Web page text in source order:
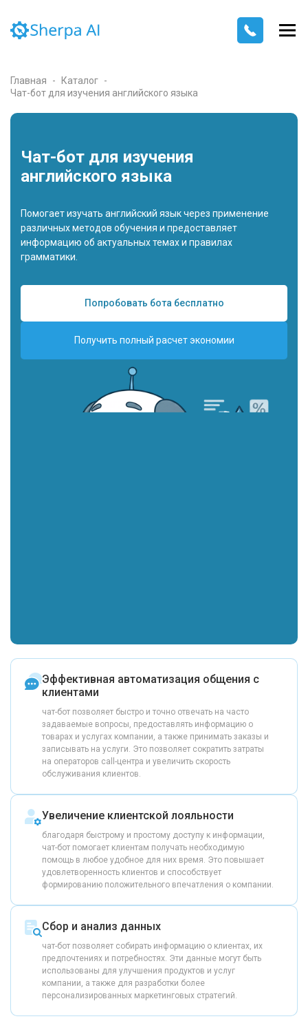
Главная
Каталог
Чат-бот для изучения английского языка
Чат-бот для изучения
английского языка
Помогает изучать английский язык через применение
различных методов обучения и предоставляет
информацию об актуальных темах и правилах
грамматики.
Попробовать бота бесплатно
Получить полный расчет экономии
Эффективная автоматизация общения с
клиентами
чат-бот позволяет быстро и точно отвечать на часто
задаваемые вопросы, предоставлять информацию о
товарах и услугах компании, а также принимать заказы и
записывать на услуги. Это позволяет сократить затраты
на операторов call-центра и увеличить скорость
обслуживания клиентов.
Увеличение клиентской лояльности
благодаря быстрому и простому доступу к информации,
чат-бот помогает клиентам получать необходимую
помощь в любое удобное для них время. Это повышает
удовлетворенность клиентов и способствует
формированию положительного впечатления о компании.
Сбор и анализ данных
чат-бот позволяет собирать информацию о клиентах, их
предпочтениях и потребностях. Эти данные могут быть
использованы для улучшения продуктов и услуг
компании, а также для разработки более
персонализированных маркетинговых стратегий.